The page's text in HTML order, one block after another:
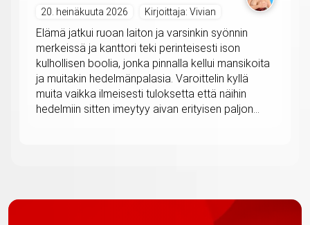
20. heinäkuuta 2026 Kirjoittaja: Vivian
Elämä jatkui ruoan laiton ja varsinkin syönnin
merkeissä ja kanttori teki perinteisesti ison
kulhollisen boolia, jonka pinnalla kellui mansikoita
ja muitakin hedelmänpalasia. Varoittelin kyllä
muita vaikka ilmeisesti tuloksetta että näihin
hedelmiin sitten imeytyy aivan erityisen paljon...